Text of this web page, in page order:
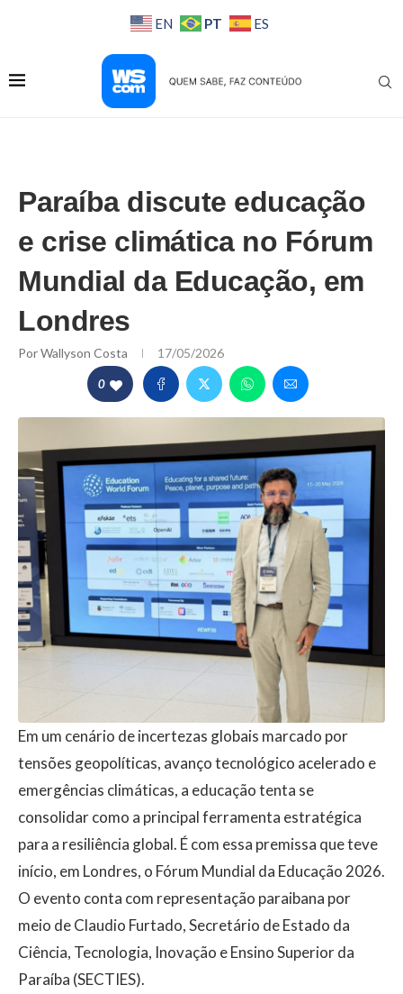
EN PT ES
Paraíba discute educação
e crise climática no Fórum
Mundial da Educação, em
Londres
PorWallyson Costa 17/05/2026
0
Em um cenário de incertezas globais marcado por
tensões geopolíticas, avanço tecnológico acelerado e
emergências climáticas, a educação tenta se
consolidar como a principal ferramenta estratégica
para a resiliência global. É com essa premissa que teve
início, em Londres, o Fórum Mundial da Educação 2026.
O evento conta com representação paraibana por
meio de Claudio Furtado, Secretário de Estado da
Ciência, Tecnologia, Inovação e Ensino Superior da
Paraíba (SECTIES).